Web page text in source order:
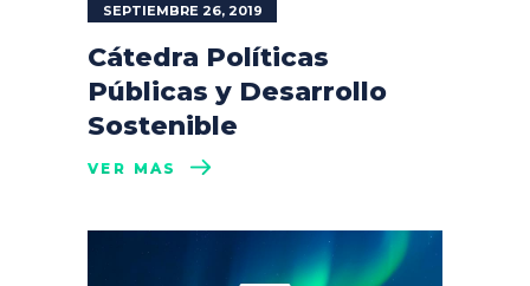
SEPTIEMBRE 26, 2019
Cátedra Políticas
Públicas y Desarrollo
Sostenible
VER MÁS